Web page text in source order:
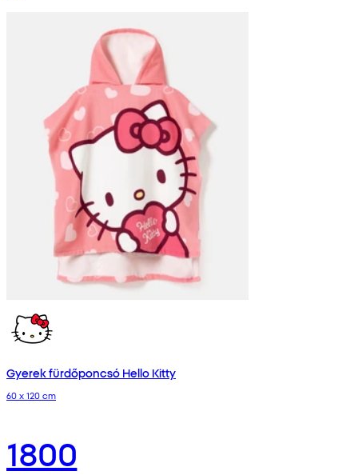
Gyerek fürdőponcsó Hello Kitty
60 x 120 cm
1800